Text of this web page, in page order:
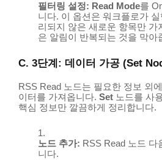
필터링 설정: Read Mode를
니다. 이 옵션은 워크플로가
리되지 않은 새로운 항목만 가
은 알림이 반복되는 것을 막아
C. 3단계: 데이터 가공 (Set
RSS Read 노드는 필요한 정보 외
이터를 가져옵니다. Set 노드를 사
핵심 정보만 깔끔하게 정리합니다.
노드 추가: RSS Read 노드 다
니다.